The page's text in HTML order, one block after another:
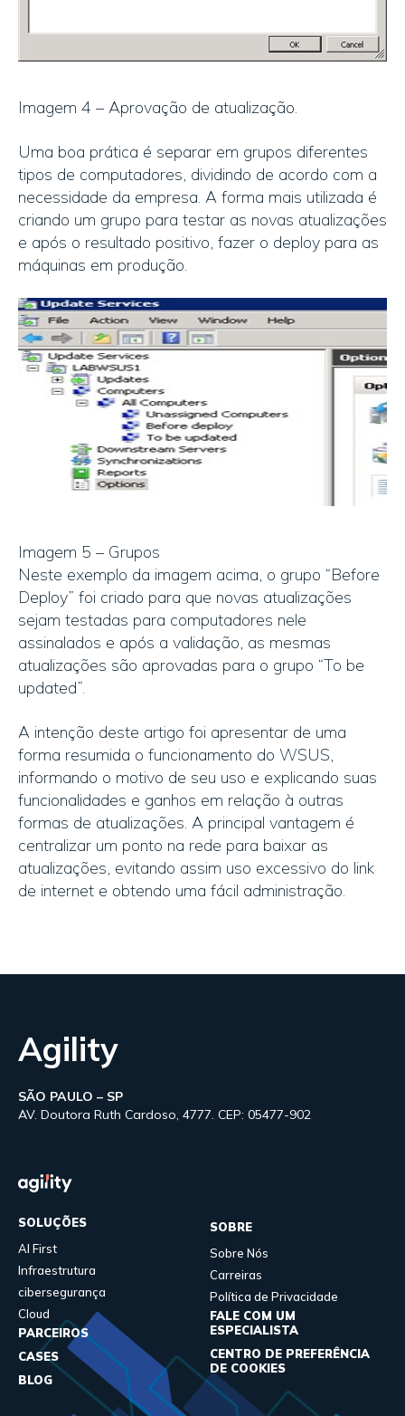
Imagem 4 – Aprovação de atualização.
Uma boa prática é separar em grupos diferentes
tipos de computadores, dividindo de acordo com a
necessidade da empresa. A forma mais utilizada é
criando um grupo para testar as novas atualizações
e após o resultado positivo, fazer o deploy para as
máquinas em produção.
Imagem 5 – Grupos
Neste exemplo da imagem acima, o grupo “Before
Deploy” foi criado para que novas atualizações
sejam testadas para computadores nele
assinalados e após a validação, as mesmas
atualizações são aprovadas para o grupo “To be
updated”.
A intenção deste artigo foi apresentar de uma
forma resumida o funcionamento do WSUS,
informando o motivo de seu uso e explicando suas
funcionalidades e ganhos em relação à outras
formas de atualizações. A principal vantagem é
centralizar um ponto na rede para baixar as
atualizações, evitando assim uso excessivo do link
de internet e obtendo uma fácil administração.
Agility
SÃO PAULO – SP
AV. Doutora Ruth Cardoso, 4777. CEP: 05477-902
SOLUÇÕES
AI First
Infraestrutura
cibersegurança
Cloud
PARCEIROS
CASES
BLOG
SOBRE
Sobre Nós
Carreiras
Política de Privacidade
FALE COM UM
ESPECIALISTA
CENTRO DE PREFERÊNCIA
DE COOKIES